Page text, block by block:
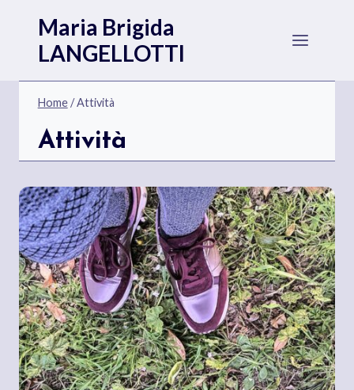
contenuto
Maria Brigida
LANGELLOTTI
Home/Attività
Attività